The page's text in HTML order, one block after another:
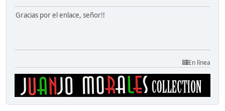
Gracias por el enlace, señor!!
En línea